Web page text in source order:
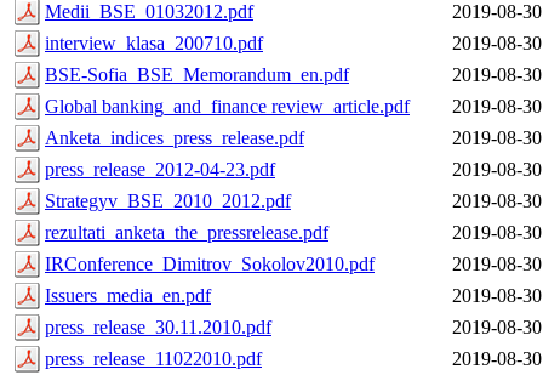
Medii_BSE_01032012.pdf
2019-08-
interview_klasa_200710.pdf
2019-08-
BSE-Sofia_BSE_Memorandum_en.pdf
2019-08-
Global banking_and_finance review_article.pdf
2019-08-
Anketa_indices_press_release.pdf
2019-08-
press_release_2012-04-23.pdf
2019-08-
Strategyv_BSE_2010_2012.pdf
2019-08-
rezultati_anketa_the_pressrelease.pdf
2019-08-
IRConference_Dimitrov_Sokolov2010.pdf
2019-08-
Issuers_media_en.pdf
2019-08-
press_release_30.11.2010.pdf
2019-08-
press_release_11022010.pdf
2019-08-